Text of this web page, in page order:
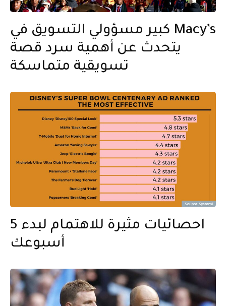
كبير مسؤولي التسويق في Macy’s
يتحدث عن أهمية سرد قصة
تسويقية متماسكة
5 احصائيات مثيرة للاهتمام لبدء
أسبوعك